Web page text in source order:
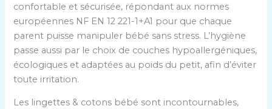
confortable et sécurisée, répondant aux normes
européennes NF EN 12 221-1+A1 pour que chaque
parent puisse manipuler bébé sans stress. L’hygiène
passe aussi par le choix de couches hypoallergéniques,
écologiques et adaptées au poids du petit, afin d’éviter
toute irritation.
Les lingettes & cotons bébé sont incontournables,